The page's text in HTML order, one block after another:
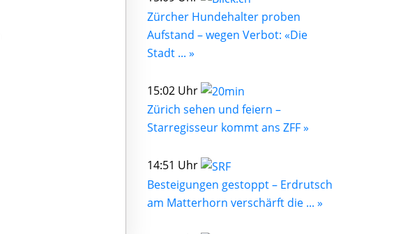
Zürcher Hundehalter proben
Aufstand – wegen Verbot: «Die
Stadt ... »
15:02 Uhr
Zürich sehen und feiern –
Starregisseur kommt ans ZFF »
14:51 Uhr
Besteigungen gestoppt – Erdrutsch
am Matterhorn verschärft die ... »